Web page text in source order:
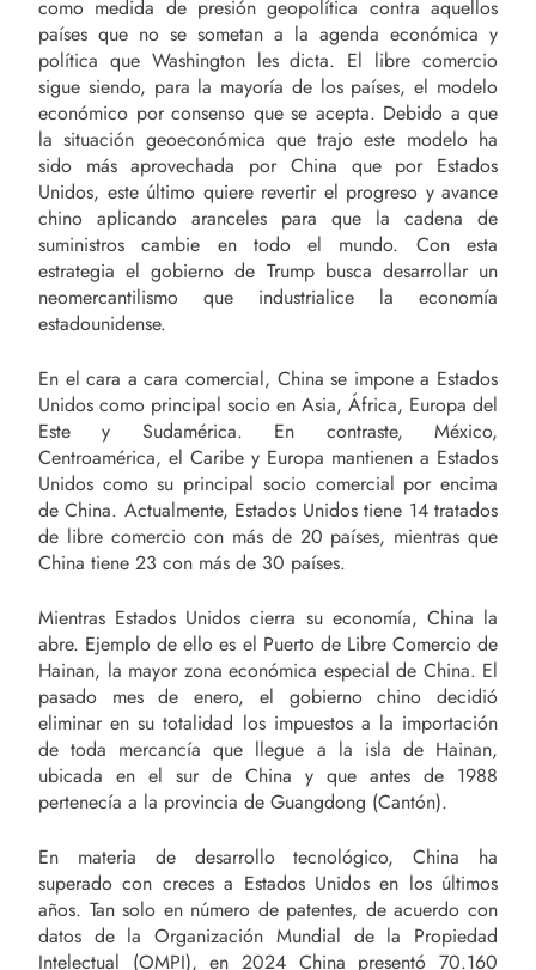
como medida de presión geopolítica contra aquellos
países que no se sometan a la agenda económica y
política que Washington les dicta. El libre comercio
sigue siendo, para la mayoría de los países, el modelo
económico por consenso que se acepta. Debido a que
la situación geoeconómica que trajo este modelo ha
sido más aprovechada por China que por Estados
Unidos, este último quiere revertir el progreso y avance
chino aplicando aranceles para que la cadena de
suministros cambie en todo el mundo. Con esta
estrategia el gobierno de Trump busca desarrollar un
neomercantilismo que industrialice la economía
estadounidense.
En el cara a cara comercial, China se impone a Estados
Unidos como principal socio en Asia, África, Europa del
Este y Sudamérica. En contraste, México,
Centroamérica, el Caribe y Europa mantienen a Estados
Unidos como su principal socio comercial por encima
de China. Actualmente, Estados Unidos tiene 14 tratados
de libre comercio con más de 20 países, mientras que
China tiene 23 con más de 30 países.
Mientras Estados Unidos cierra su economía, China la
abre. Ejemplo de ello es el Puerto de Libre Comercio de
Hainan, la mayor zona económica especial de China. El
pasado mes de enero, el gobierno chino decidió
eliminar en su totalidad los impuestos a la importación
de toda mercancía que llegue a la isla de Hainan,
ubicada en el sur de China y que antes de 1988
pertenecía a la provincia de Guangdong (Cantón).
En materia de desarrollo tecnológico, China ha
superado con creces a Estados Unidos en los últimos
años. Tan solo en número de patentes, de acuerdo con
datos de la Organización Mundial de la Propiedad
Intelectual (OMPI), en 2024 China presentó 70.160